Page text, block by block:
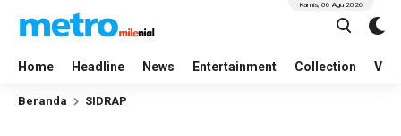
Home Headline News Entertainment Collection
Kamis, 06 Agu 2026
Beranda SIDRAP